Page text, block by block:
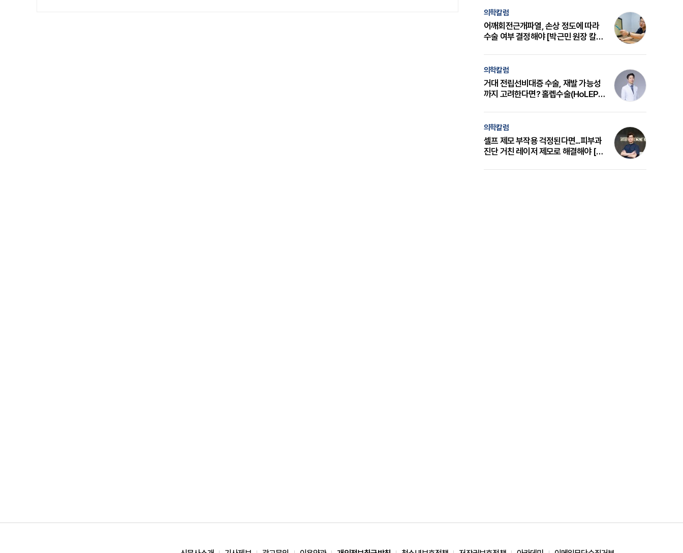
의학칼럼
어깨회전근개파열, 손상 정도에 따라
수술 여부 결정해야 [박근민 원장 칼
의학칼럼
거대 전립선비대증 수술, 재발 가능성
까지 고려한다면? 홀렙수술(HoLEP)
의학칼럼
셀프 제모 부작용 걱정된다면...피부과
진단 거친 레이저 제모로 해결해야 [변